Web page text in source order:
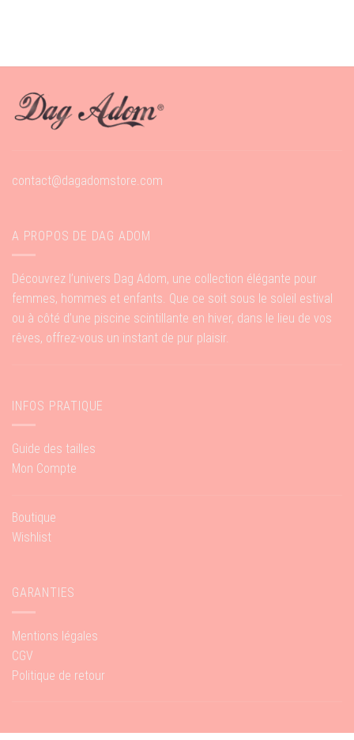
contact@dagadomstore.com
A PROPOS DE DAG ADOM
Découvrez l’univers Dag Adom, une collection élégante pour
femmes, hommes et enfants. Que ce soit sous le soleil estival
ou à côté d’une piscine scintillante en hiver, dans le lieu de vos
rêves, offrez-vous un instant de pur plaisir.
INFOS PRATIQUE
Guide des tailles
Mon Compte
Boutique
Wishlist
GARANTIES
Mentions légales
CGV
Politique de retour